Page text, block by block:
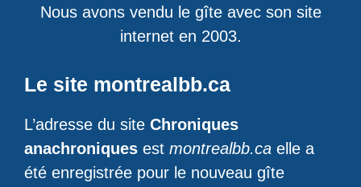
Nous avons vendu le gîte avec son site
internet en 2003.
Le site montrealbb.ca
L’adresse du site Chroniques
anachroniques est montrealbb.ca elle a
été enregistrée pour le nouveau gîte